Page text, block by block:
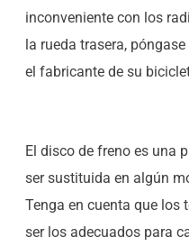
inconveniente con los
la rueda trasera,
el fabricante de su
El disco de freno es una
ser sustituida en algún
Tenga en cuenta que los
ser los adecuados para